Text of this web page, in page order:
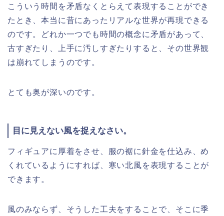
こういう時間を矛盾なくとらえて表現することができ
たとき、本当に昔にあったリアルな世界が再現できる
のです。どれか一つでも時間の概念に矛盾があって、
古すぎたり、上手に汚しすぎたりすると、その世界観
は崩れてしまうのです。
とても奥が深いのです。
目に見えない風を捉えなさい。
フィギュアに厚着をさせ、服の裾に針金を仕込み、め
くれているようにすれば、寒い北風を表現することが
できます。
風のみならず、そうした工夫をすることで、そこに季